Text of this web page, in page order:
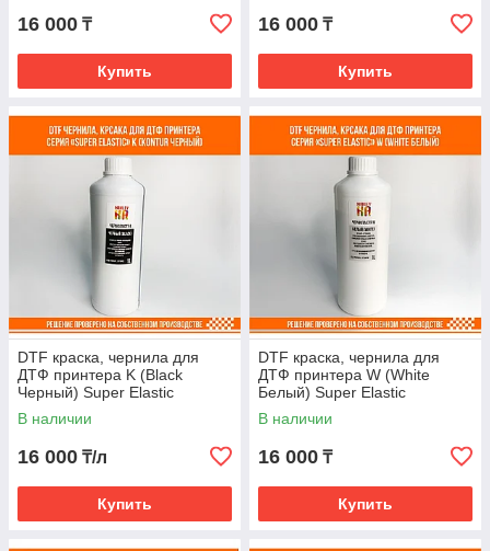
16 000 ₸
Купить
16 000 ₸
Купить
DTF краска, чернила для
ДТФ принтера K (Black
Черный) Super Elastic
В наличии
16 000 ₸/л
Купить
DTF краска, чернила для
ДТФ принтера W (White
Белый) Super Elastic
В наличии
16 000 ₸
Купить